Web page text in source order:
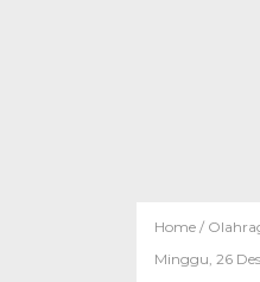
Home /
Minggu, 26